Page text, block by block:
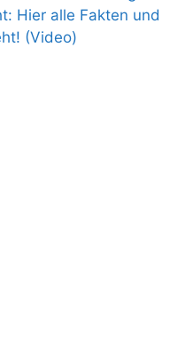
Hier alle Fakten und
(Video)